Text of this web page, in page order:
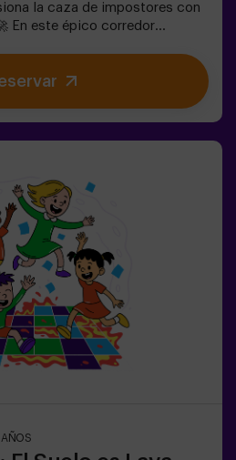
la caza de impostores con
En este épico corredor
se ocultan entre tus
estratégicas, afina tu
comunicación para
Us en Vivo!